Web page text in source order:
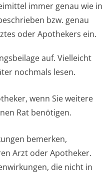
immer genau wie in
bzw. genau
oder Apothekers ein.
auf. Vielleicht
nochmals lesen.
wenn Sie weitere
Rat benötigen.
bemerken,
Arzt oder Apotheker.
die nicht in